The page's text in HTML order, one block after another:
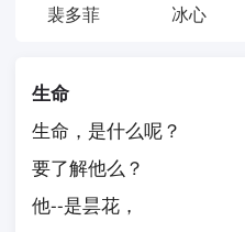
裴多菲 冰心
生命
生命，是什么呢？
要了解他么？
他--是昙花，